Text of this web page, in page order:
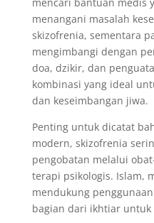
menangani masalah
skizofrenia, sementara
mengimbangi dengan
doa, dzikir, dan
kombinasi yang ideal
dan keseimbangan jiwa.
Penting untuk dicatat
modern, skizofrenia
pengobatan melalui
terapi psikologis. Islam,
mendukung
bagian dari ikhtiar untuk